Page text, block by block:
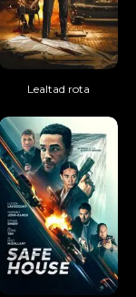
Lealtad rota